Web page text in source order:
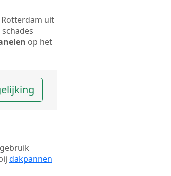
uit
op het
dakpannen